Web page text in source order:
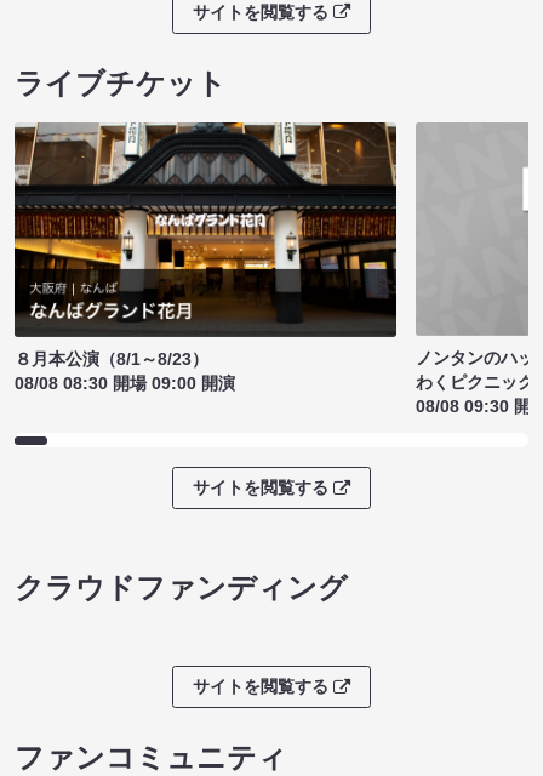
サイトを閲覧する
ライブチケット
８月本公演（8/1～8/23）
08/08 08:30 開場 09:00 開演
ノンタンのハッ
わくピクニック
08/08 09:30 開
サイトを閲覧する
クラウドファンディング
サイトを閲覧する
ファンコミュニティ